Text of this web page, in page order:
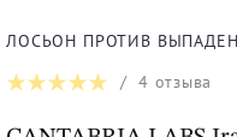
ДЛЯ ЛИЦА
ЛОСЬОН ПРОТИВ
/4 отзыва